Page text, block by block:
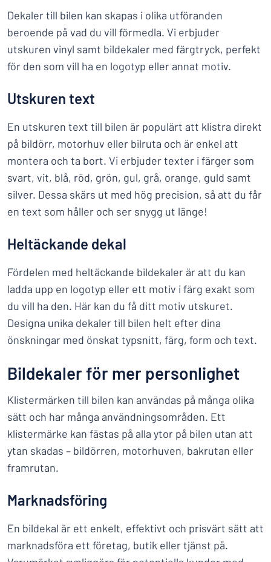
Dekaler till bilen kan skapas i olika utföranden
beroende på vad du vill förmedla. Vi erbjuder
utskuren vinyl samt bildekaler med färgtryck, perfekt
för den som vill ha en logotyp eller annat motiv.
Utskuren text
En utskuren text till bilen är populärt att klistra direkt
på bildörr, motorhuv eller bilruta och är enkel att
montera och ta bort. Vi erbjuder texter i färger som
svart, vit, blå, röd, grön, gul, grå, orange, guld samt
silver. Dessa skärs ut med hög precision, så att du får
en text som håller och ser snygg ut länge!
Heltäckande dekal
Fördelen med heltäckande bildekaler är att du kan
ladda upp en logotyp eller ett motiv i färg exakt som
du vill ha den. Här kan du få ditt motiv utskuret.
Designa unika dekaler till bilen helt efter dina
önskningar med önskat typsnitt, färg, form och text.
Bildekaler för mer personlighet
Klistermärken till bilen kan användas på många olika
sätt och har många användningsområden. Ett
klistermärke kan fästas på alla ytor på bilen utan att
ytan skadas – bildörren, motorhuven, bakrutan eller
framrutan.
Marknadsföring
En bildekal är ett enkelt, effektivt och prisvärt sätt att
marknadsföra ett företag, butik eller tjänst på.